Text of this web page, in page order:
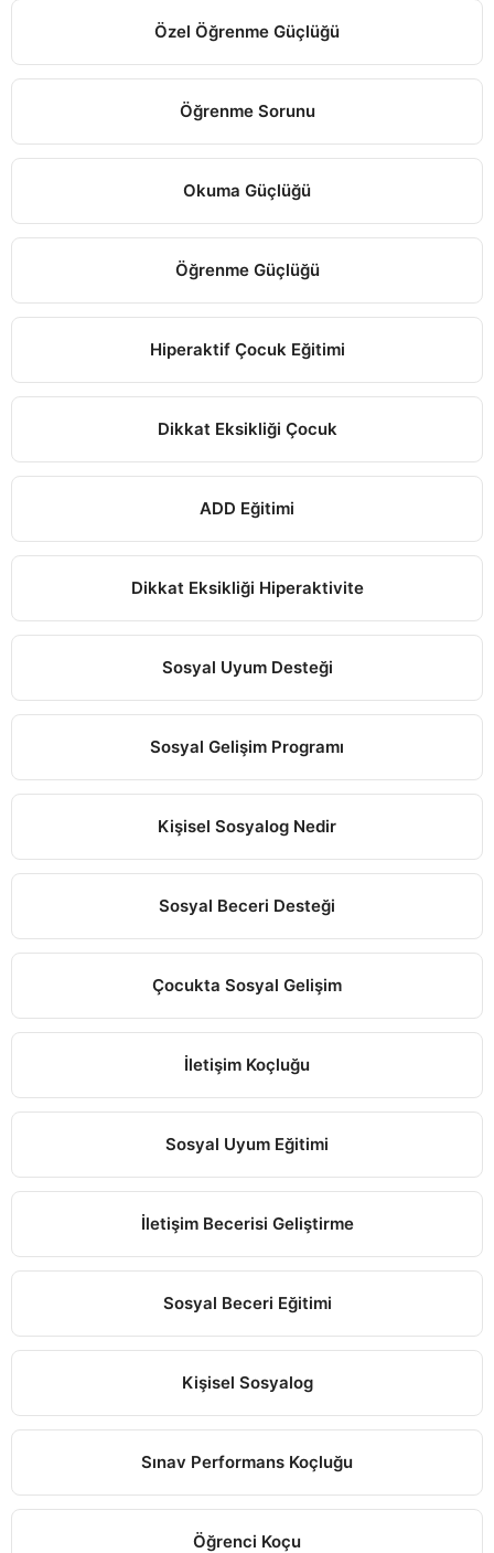
Özel Öğrenme Güçlüğü
Öğrenme Sorunu
Okuma Güçlüğü
Öğrenme Güçlüğü
Hiperaktif Çocuk Eğitimi
Dikkat Eksikliği Çocuk
ADD Eğitimi
Dikkat Eksikliği Hiperaktivite
Sosyal Uyum Desteği
Sosyal Gelişim Programı
Kişisel Sosyalog Nedir
Sosyal Beceri Desteği
Çocukta Sosyal Gelişim
İletişim Koçluğu
Sosyal Uyum Eğitimi
İletişim Becerisi Geliştirme
Sosyal Beceri Eğitimi
Kişisel Sosyalog
Sınav Performans Koçluğu
Öğrenci Koçu